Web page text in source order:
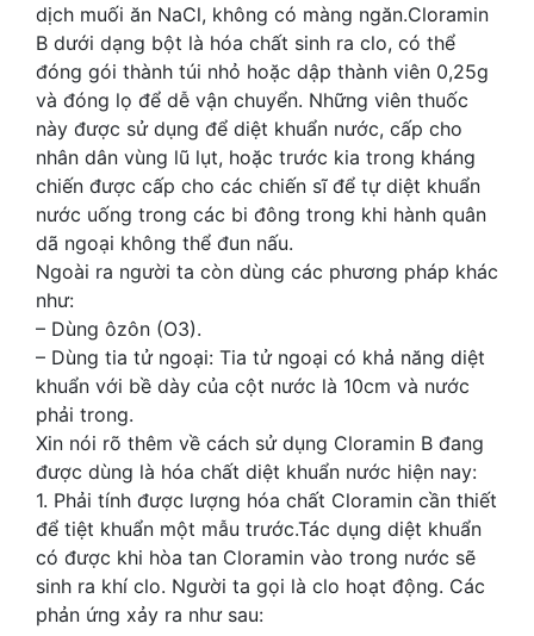
dịch muối ăn NaCl, không có màng ngăn.Cloramin
B dưới dạng bột là hóa chất sinh ra clo, có thể
đóng gói thành túi nhỏ hoặc dập thành viên 0,25g
và đóng lọ để dễ vận chuyển. Những viên thuốc
này được sử dụng để diệt khuẩn nước, cấp cho
nhân dân vùng lũ lụt, hoặc trước kia trong kháng
chiến được cấp cho các chiến sĩ để tự diệt khuẩn
nước uống trong các bi đông trong khi hành quân
dã ngoại không thể đun nấu.
Ngoài ra người ta còn dùng các phương pháp khác
như:
– Dùng ôzôn (O3).
– Dùng tia tử ngoại: Tia tử ngoại có khả năng diệt
khuẩn với bề dày của cột nước là 10cm và nước
phải trong.
Xin nói rõ thêm về cách sử dụng Cloramin B đang
được dùng là hóa chất diệt khuẩn nước hiện nay:
1. Phải tính được lượng hóa chất Cloramin cần thiết
để tiệt khuẩn một mẫu trước.Tác dụng diệt khuẩn
có được khi hòa tan Cloramin vào trong nước sẽ
sinh ra khí clo. Người ta gọi là clo hoạt động. Các
phản ứng xảy ra như sau: